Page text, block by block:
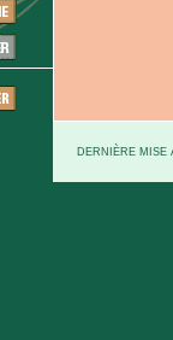
DERNIÈRE MISE